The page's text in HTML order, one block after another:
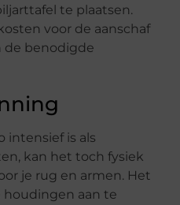
te plaatsen.
voor de aanschaf
de benodigde
intensief is als
kan het toch fysiek
je rug en armen. Het
houdingen aan te